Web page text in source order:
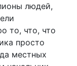
людей,
то, что, что
просто
местных